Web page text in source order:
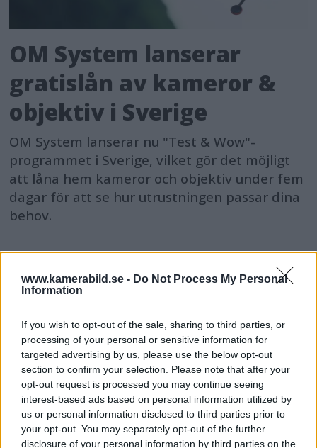
www.kamerabild.se - Do Not Process My Personal
Information
If you wish to opt-out of the sale, sharing to third parties, or
processing of your personal or sensitive information for
targeted advertising by us, please use the below opt-out
section to confirm your selection. Please note that after your
opt-out request is processed you may continue seeing
interest-based ads based on personal information utilized by
us or personal information disclosed to third parties prior to
your opt-out. You may separately opt-out of the further
disclosure of your personal information by third parties on the
OM System lanserar
gratislån av kameror &
objektiv i Sverige
OM System lanserar nu "Test & Wow"-
programmet i Sverige, vilket gör det möjligt
att låna hem kameror och objektiv under fem
dagar för att se hur utrustningen passar dina
behov.
DJI Osmo Pocket 4P
släppt – får 10-bitars D-
Log 2 & 3x optisk zoom
Sony lägger bud på
Tamron – kan vara värt